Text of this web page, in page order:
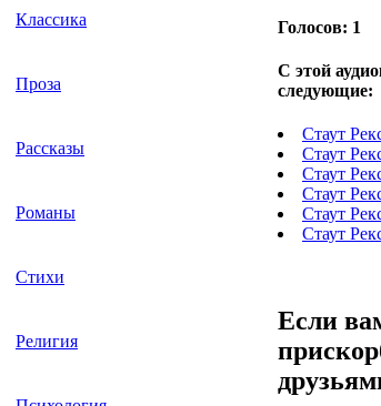
Классика
Проза
Рассказы
Романы
Стихи
Религия
Голосов: 1
С этой
следующие:
Стаут
Стаут
Стаут
Стаут
Стаут
Стаут
Если